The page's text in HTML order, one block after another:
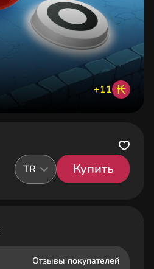
+11 ₭
TR Купить
Отзывы покупателей